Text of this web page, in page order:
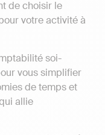
de choisir le
votre activité à
soi-
vous simplifier
de temps et
allie